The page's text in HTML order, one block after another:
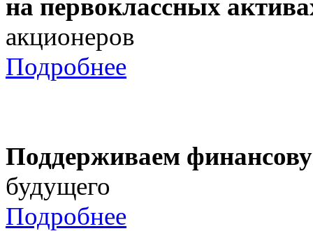
на первоклассных
акционеров
Подробнее
Поддерживаем
будущего
Подробнее